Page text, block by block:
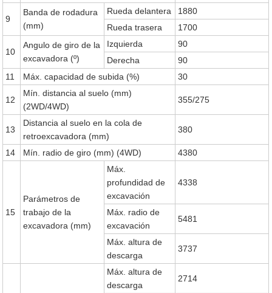
9
Banda de rodadura
(mm)
Rueda delantera
1880
Rueda trasera
1700
10
Angulo de giro de la
excavadora (º)
Izquierda
90
Derecha
90
11
Máx. capacidad de subida (%) 30
12
Mín. distancia al suelo (mm)
(2WD/4WD)
355/275
13
Distancia al suelo en la cola de
retroexcavadora (mm)
380
14 Mín. radio de giro (mm) (4WD) 4380
15
Parámetros de
trabajo de la
excavadora (mm)
Máx.
profundidad de
excavación
4338
Máx. radio de
excavación
5481
Máx. altura de
descarga
3737
Máx. altura de
descarga
2714